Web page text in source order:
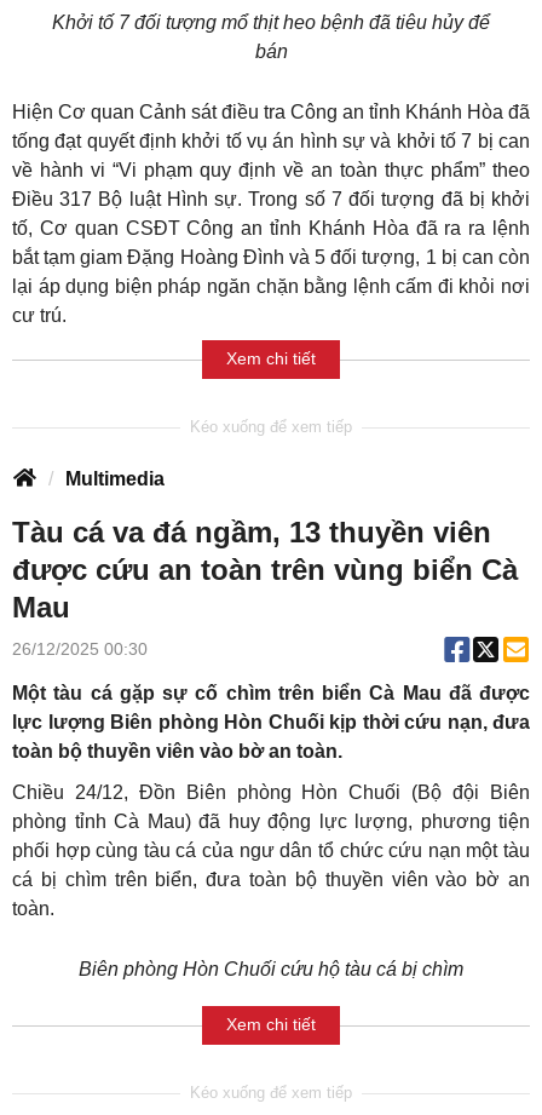
Khởi tố 7 đối tượng mổ thịt heo bệnh đã tiêu hủy để
bán
Hiện Cơ quan Cảnh sát điều tra Công an tỉnh Khánh Hòa đã
tống đạt quyết định khởi tố vụ án hình sự và khởi tố 7 bị can
về hành vi “Vi phạm quy định về an toàn thực phẩm” theo
Điều 317 Bộ luật Hình sự. Trong số 7 đối tượng đã bị khởi
tố, Cơ quan CSĐT Công an tỉnh Khánh Hòa đã ra ra lệnh
bắt tạm giam Đặng Hoàng Đình và 5 đối tượng, 1 bị can còn
lại áp dụng biện pháp ngăn chặn bằng lệnh cấm đi khỏi nơi
cư trú.
Xem chi tiết
Multimedia
Tàu cá va đá ngầm, 13 thuyền viên
được cứu an toàn trên vùng biển Cà
Mau
26/12/2025 00:30
Một tàu cá gặp sự cố chìm trên biển Cà Mau đã được
lực lượng Biên phòng Hòn Chuối kịp thời cứu nạn, đưa
toàn bộ thuyền viên vào bờ an toàn.
Chiều 24/12, Đồn Biên phòng Hòn Chuối (Bộ đội Biên
phòng tỉnh Cà Mau) đã huy động lực lượng, phương tiện
phối hợp cùng tàu cá của ngư dân tổ chức cứu nạn một tàu
cá bị chìm trên biển, đưa toàn bộ thuyền viên vào bờ an
toàn.
Biên phòng Hòn Chuối cứu hộ tàu cá bị chìm
Xem chi tiết